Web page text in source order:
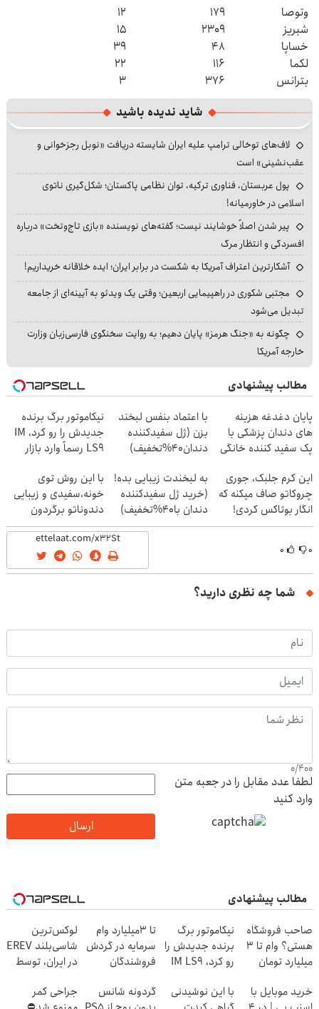
وتوصا
۱۷۹
۱۲
شبریز
۲۳۰۹
۱۵
خساپا
۴۸
۳۹
لکما
۱۱۶
۲۲
بترانس
۳۷۶
۳
شاید ندیده باشید
لاف‌های توخالی ترامپ علیه ایران شایسته دریافت «نوبل رجزخوانی و
عقب‌نشینی» است
پول عربستان، فناوری ترکیه، توان نظامی پاکستان؛ شکل‌گیری ناتوی
اسلامی در خاورمیانه!
پیر شدن اصلاً خوشایند نیست؛ گفته‌های نویسنده «بازی تاج‌وتخت» درباره
افسردگی و انتظار مرگ
آشکارترین اعتراف آمریکا به شکست در برابر ایران؛ ایده خلاقانه خریداریم!
مجتبی شکوری در راهپیمایی اربعین؛ وقتی یک ویدئو به آیینه‌ای از جامعه
تبدیل می‌شود
چگونه به «جنگ هرمز» پایان دهیم؛ به روایت سخنگوی فارسی‌زبان وزارت
خارجه آمریکا
مطالب پیشنهادی
پایان دغدغه هزینه
های دندان پزشکی با
پک سفید کننده خانگی
با اعتماد بنفس لبخند
بزن (ژل سفیدکننده
دندان40%تخفیف)
نیکاموتور برگ برنده
جدیدش را رو کرد، IM
LS9 رسماً وارد بازار
این کرم جلبک، جوری
چروکاتو صاف میکنه که
انگار بوتاکس کردی!
(تخفیف ویژه)
به لبخندت زیبایی بده!
(خرید ژل سفیدکننده
دندان با40%تخفیف)
با این روش توی
خونه،سفیدی و زیبایی
دندوناتو برگردون
(40%off)
۰ ۰
شما چه نظری دارید؟
0/400
لطفا عدد مقابل را در جعبه متن
وارد کنید
ارسال
مطالب پیشنهادی
صاحب فروشگاه
هستی؟ وام تا ۳
میلیارد تومان
نیکاموتور برگ
برنده جدیدش را
رو کرد، IM LS9
ایران شد
تا 3میلیارد وام
سرمایه در گردش
فروشندگان
لوکس‌ترین
شاسی‌بلند EREV
در ایران، توسط
رونمایی شد!
خرید موبایل با
با این نوشیدنی
گردونه شانس
جراحی کمر